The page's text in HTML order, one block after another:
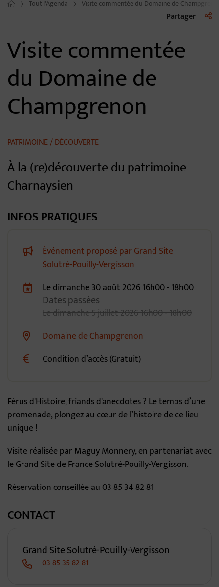
Page d'accueil du site
Tout l'Agenda Visite commentée du Domaine de
Partager
Visite commentée
du Domaine de
Champgrenon
PATRIMOINE / DÉCOUVERTE
À la (re)découverte du patrimoine
Charnaysien
INFOS PRATIQUES
Événement proposé par Grand Site
Solutré-Pouilly-Vergisson
Dates de planification
Ledimanche30août 202616h00 - 18h00
Dates passées
Ledimanche5juillet202616h00 - 18h00
Lieu alternatif
Domaine de Champgrenon
Condition d’accès (Gratuit)
Férus d'Histoire, friands d'anecdotes ? Le temps d’une
promenade, plongez au cœur de l’histoire de ce lieu
unique !
Visite réalisée par Maguy Monnery, en partenariat avec
le Grand Site de France Solutré-Pouilly-Vergisson.
Réservation conseillée au 03 85 34 82 81
CONTACT
Grand Site Solutré-Pouilly-Vergisson
03 85 35 82 81